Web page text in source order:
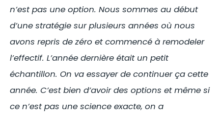
n’est pas une option. Nous sommes au début
d’une stratégie sur plusieurs années où nous
avons repris de zéro et commencé à remodeler
l’effectif. L’année dernière était un petit
échantillon. On va essayer de continuer ça cette
année. C’est bien d’avoir des options et même si
ce n’est pas une science exacte, on a